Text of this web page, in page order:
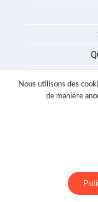
Nous utilisons des
de manière